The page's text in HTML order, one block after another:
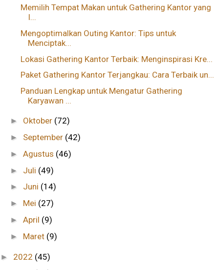
Memilih Tempat Makan untuk Gathering Kantor yang
I...
Mengoptimalkan Outing Kantor: Tips untuk
Menciptak...
Lokasi Gathering Kantor Terbaik: Menginspirasi Kre...
Paket Gathering Kantor Terjangkau: Cara Terbaik un...
Panduan Lengkap untuk Mengatur Gathering
Karyawan ...
► Oktober (72)
► September (42)
►Agustus (46)
► Juli (49)
► Juni (14)
► Mei (27)
►April (9)
► Maret (9)
► 2022 (45)